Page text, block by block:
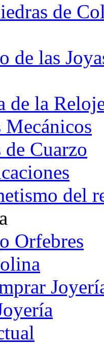
de
de las
de la
Mecánicos
de Cuarzo
del
Orfebres